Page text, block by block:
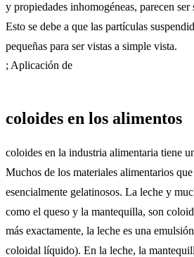
y propiedades inhomogéneas, parecen
Esto se debe a que las partículas
pequeñas para ser vistas a simple vista.
; Aplicación de
coloides en los alimentos
coloides en la industria alimentaria tiene
Muchos de los materiales alimentarios
esencialmente gelatinosos. La leche y
como el queso y la mantequilla, son
más exactamente, la leche es una
coloidal líquido). En la leche, la